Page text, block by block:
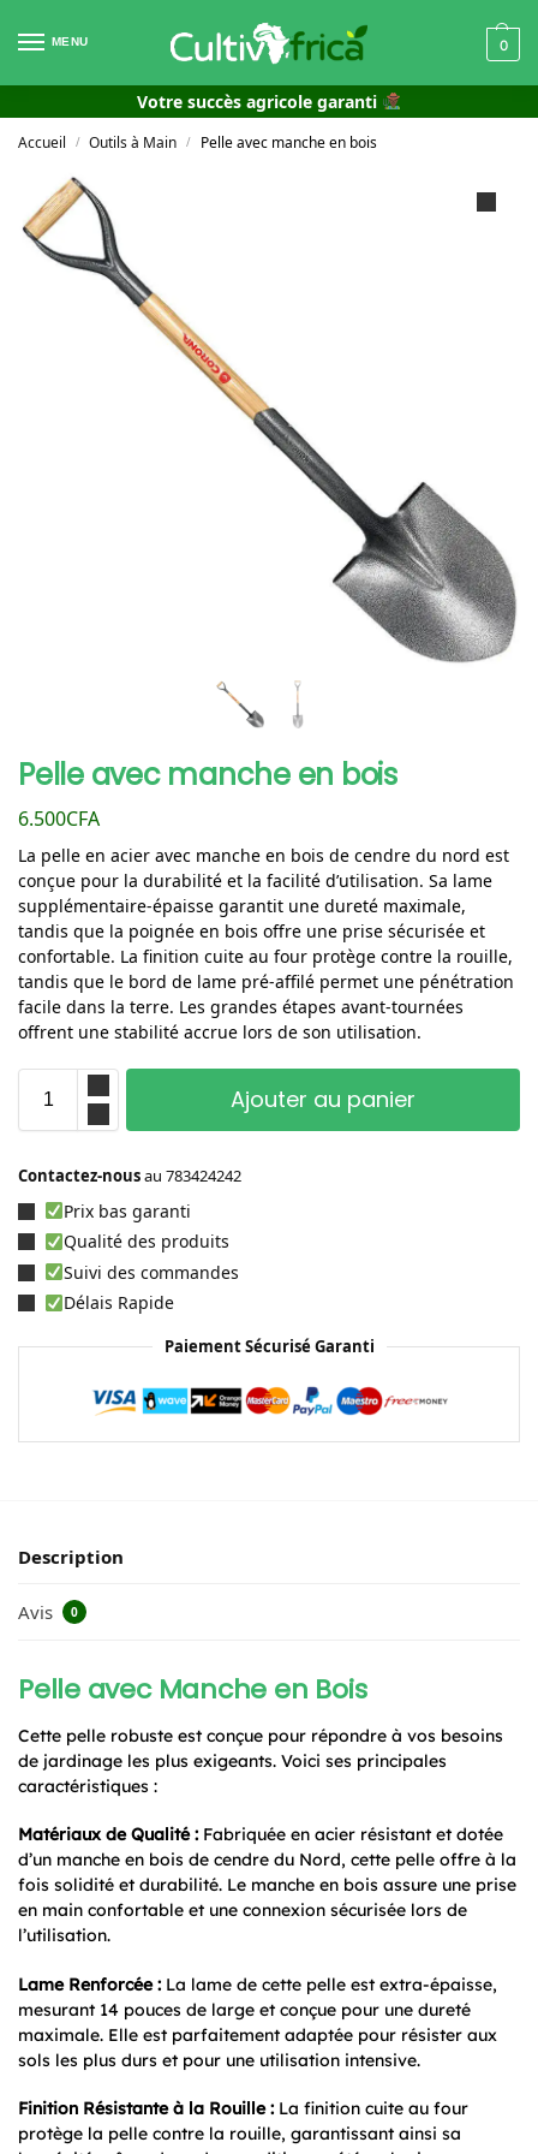
MENU 0
Votre succès agricole garanti
Accueil / Outils à Main / Pelle avec manche en bois
Pelle avec manche en bois
6.500CFA
La pelle en acier avec manche en bois de cendre du nord est
conçue pour la durabilité et la facilité d’utilisation. Sa lame
supplémentaire-épaisse garantit une dureté maximale,
tandis que la poignée en bois offre une prise sécurisée et
confortable. La finition cuite au four protège contre la rouille,
tandis que le bord de lame pré-affilé permet une pénétration
facile dans la terre. Les grandes étapes avant-tournées
offrent une stabilité accrue lors de son utilisation.
Ajouter au panier
Contactez-nousau 783424242
Prix bas garanti
Qualité des produits
Suivi des commandes
Délais Rapide
Paiement Sécurisé Garanti
Description
Avis 0
Pelle avec Manche en Bois
Cette pelle robuste est conçue pour répondre à vos besoins
de jardinage les plus exigeants. Voici ses principales
caractéristiques :
Matériaux de Qualité : Fabriquée en acier résistant et dotée
d’un manche en bois de cendre du Nord, cette pelle offre à la
fois solidité et durabilité. Le manche en bois assure une prise
en main confortable et une connexion sécurisée lors de
l’utilisation.
Lame Renforcée : La lame de cette pelle est extra-épaisse,
mesurant 14 pouces de large et conçue pour une dureté
maximale. Elle est parfaitement adaptée pour résister aux
sols les plus durs et pour une utilisation intensive.
Finition Résistante à la Rouille : La finition cuite au four
protège la pelle contre la rouille, garantissant ainsi sa